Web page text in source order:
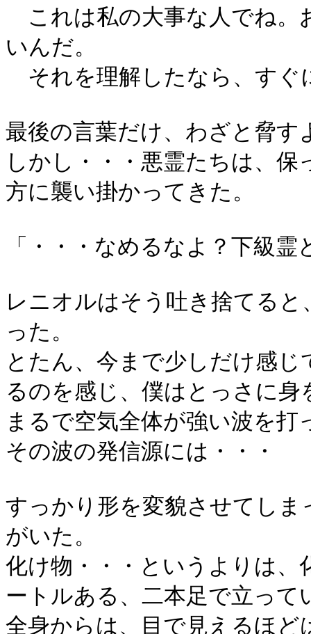
これは私の大事な人でね。
いんだ。
それを理解したなら、すぐ
最後の言葉だけ、わざと脅
しかし・・・悪霊たちは、
方に襲い掛かってきた。
「・・・なめるなよ？下級
レニオルはそう吐き捨てる
った。
とたん、今まで少しだけ感
るのを感じ、僕はとっさに身
まるで空気全体が強い波を
その波の発信源には・・・
すっかり形を変貌させてし
がいた。
化け物・・・というよりは、
ートルある、二本足で立って
全身からは、目で見えるほ